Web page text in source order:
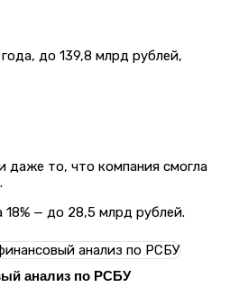
до 139,8 млрд рублей,
даже то, что компания смогла
— до 28,5 млрд рублей.
анализ по РСБУ